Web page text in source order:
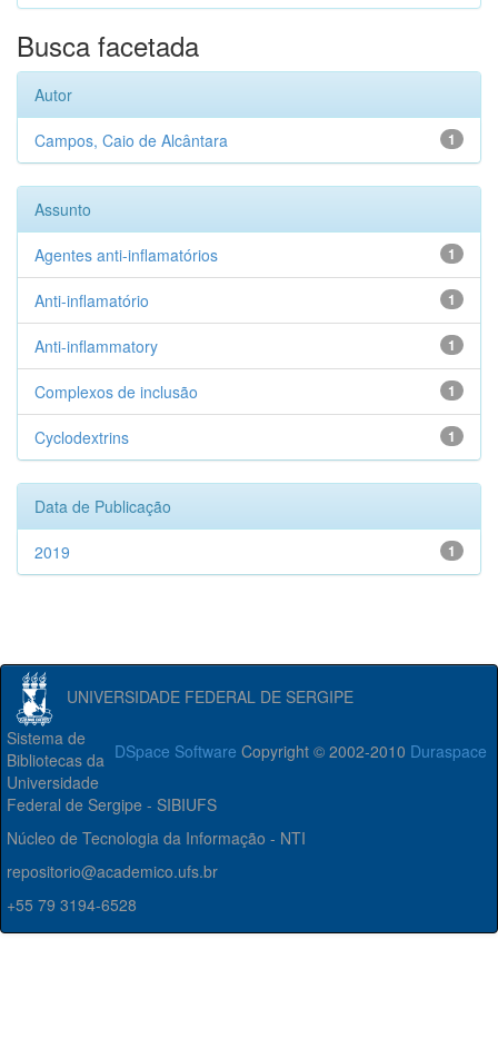
Busca facetada
Autor
1
Campos, Caio de Alcântara
Assunto
1
Agentes anti-inflamatórios
1
Anti-inflamatório
1
Anti-inflammatory
1
Complexos de inclusão
1
Cyclodextrins
Data de Publicação
1
2019
UNIVERSIDADE FEDERAL DE SERGIPE
DSpace Software Copyright © 2002-2010 Duraspace
Sistema de
Bibliotecas da
Universidade
Federal de Sergipe - SIBIUFS
Núcleo de Tecnologia da Informação - NTI
repositorio@academico.ufs.br
+55 79 3194-6528